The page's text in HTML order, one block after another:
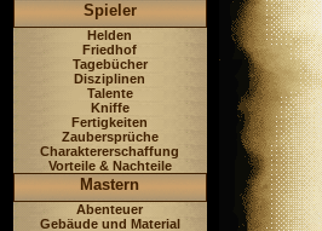
Spieler
Helden
Friedhof
Tagebücher
Disziplinen
Talente
Kniffe
Fertigkeiten
Zaubersprüche
Charaktererschaffung
Vorteile & Nachteile
Mastern
Abenteuer
Gebäude und Material